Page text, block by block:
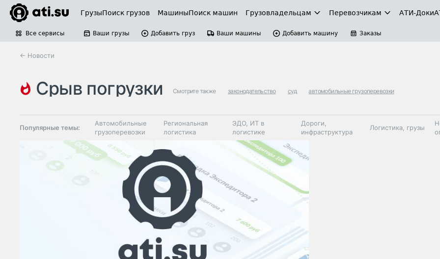
ГрузыПоиск грузов МашиныПоиск машин Грузовладельцам Перевозчикам АТИ-Доки
Все сервисы Ваши грузы Добавить груз Ваши машины Добавить машину Заказы
← Новости
срыв погрузки Смотрите также законодательство суд автомобильные грузоперевозки
Популярные темы:
Автомобильные
грузоперевозки
Региональная
логистика
ЭДО, ИТ в
логистике
Дороги,
инфраструктура
Логистика, грузы
Таможня и ВЭД
грузовые
терминалы
Коммерческий
транспорт
Спецтехника